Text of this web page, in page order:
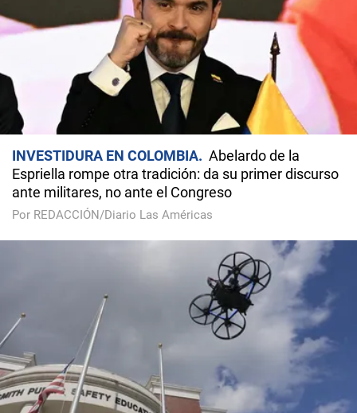
INVESTIDURA EN COLOMBIA
Abelardo de la
Espriella rompe otra tradición: da su primer discurso
ante militares, no ante el Congreso
Por REDACCIÓN/Diario Las Américas